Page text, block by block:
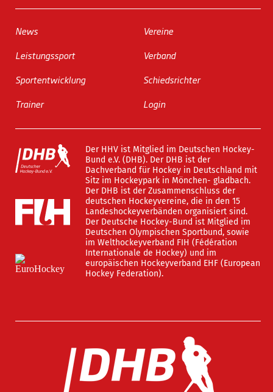
News
Leistungssport
Sportentwicklung
Trainer
Vereine
Verband
Schiedsrichter
Login
Der HHV ist Mitglied im Deutschen Hockey-
Bund e.V. (DHB). Der DHB ist der
Dachverband für Hockey in Deutschland mit
Sitz im Hockeypark in Mönchen- gladbach.
Der DHB ist der Zusammenschluss der
deutschen Hockeyvereine, die in den 15
Landeshockeyverbänden organisiert sind.
Der Deutsche Hockey-Bund ist Mitglied im
Deutschen Olympischen Sportbund, sowie
im Welthockeyverband FIH (Fédération
Internationale de Hockey) und im
europäischen Hockeyverband EHF (European
Hockey Federation).